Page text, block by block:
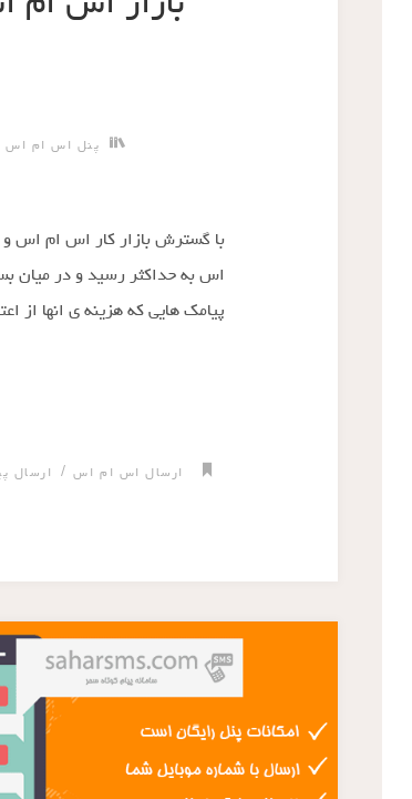
پنل اس ام اس
با گسترش بازار کار اس ام اس و
اس به حداکثر رسید و در میان
پیامک هایی که هزینه ی انها از
ارسال اس ام اس/ ارسال